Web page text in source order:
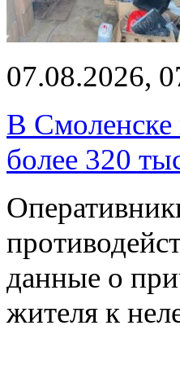
07.08.2026,
В Смоленске
более 320
данные о
жителя к